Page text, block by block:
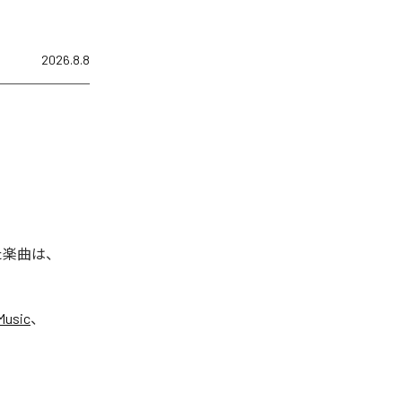
2026.8.8
曲は、
、